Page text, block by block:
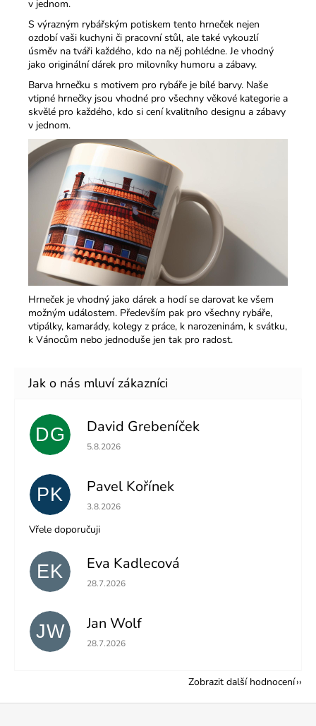
v jednom.​
S výrazným rybářským potiskem tento hrneček nejen
ozdobí vaši kuchyni či pracovní stůl, ale také vykouzlí
úsměv na tváři každého, kdo na něj pohlédne. Je vhodný
jako originální dárek pro milovníky humoru a zábavy.​
Barva hrnečku s motivem pro rybáře je bílé barvy. Naše
vtipné hrnečky jsou vhodné pro všechny věkové kategorie a
skvělé pro každého, kdo si cení kvalitního designu a zábavy
v jednom.​
Hrneček je vhodný jako dárek a hodí se darovat ke všem
možným událostem. Především pak pro všechny rybáře,
vtipálky, kamarády, kolegy z práce, k narozeninám, k svátku,
k Vánocům nebo jednoduše jen tak pro radost.
DG David Grebeníček
Hodnocení obchodu je 5 z 5 hvězdiček.
5.8.2026
PK Pavel Kořínek
Hodnocení obchodu je 5 z 5 hvězdiček.
3.8.2026
Vřele doporučuji
EK Eva Kadlecová
Hodnocení obchodu je 5 z 5 hvězdiček.
28.7.2026
JW Jan Wolf
Hodnocení obchodu je 5 z 5 hvězdiček.
28.7.2026
Zobrazit další hodnocení